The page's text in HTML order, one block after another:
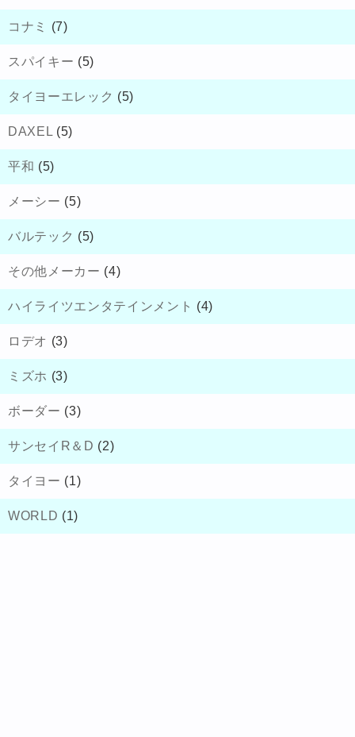
コナミ (7)
スパイキー (5)
タイヨーエレック (5)
DAXEL (5)
平和 (5)
メーシー (5)
バルテック (5)
その他メーカー (4)
ハイライツエンタテインメント (4)
ロデオ (3)
ミズホ (3)
ボーダー (3)
サンセイR＆D (2)
タイヨー (1)
WORLD (1)